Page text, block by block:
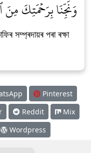
وَنَجِّنَا بِرَحۡمَتِكَ مِنَ
সম্প্ৰদায়ৰ পৰা ৰক্ষা
Pinterest
Reddit
Mix
Wordpress